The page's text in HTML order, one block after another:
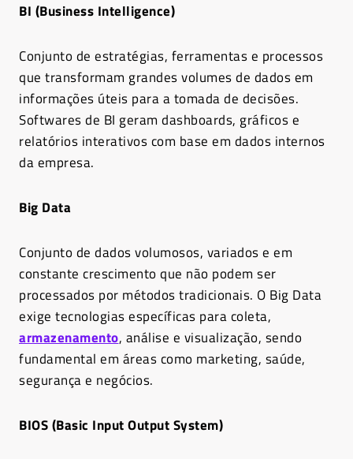
BI (Business Intelligence)
Conjunto de estratégias, ferramentas e processos
que transformam grandes volumes de dados em
informações úteis para a tomada de decisões.
Softwares de BI geram dashboards, gráficos e
relatórios interativos com base em dados internos
da empresa.
Big Data
Conjunto de dados volumosos, variados e em
constante crescimento que não podem ser
processados por métodos tradicionais. O Big Data
exige tecnologias específicas para coleta,
armazenamento, análise e visualização, sendo
fundamental em áreas como marketing, saúde,
segurança e negócios.
BIOS (Basic Input Output System)